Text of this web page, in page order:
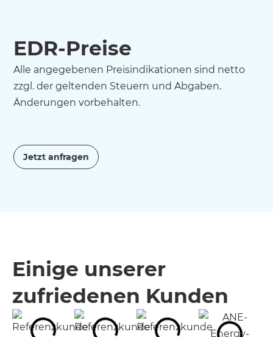
EDR-Preise
Alle angegebenen Preisindikationen sind netto
zzgl. der geltenden Steuern und Abgaben.
Änderungen vorbehalten.
Jetzt anfragen
Einige unserer
zufriedenen Kunden